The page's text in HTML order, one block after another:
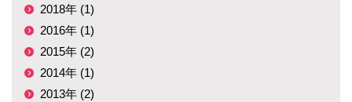
2018年 (1)
2016年 (1)
2015年 (2)
2014年 (1)
2013年 (2)